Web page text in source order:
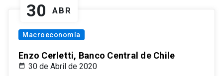
30 ABR
Macroeconomía
Enzo Cerletti, Banco Central de Chile
30 de Abril de 2020